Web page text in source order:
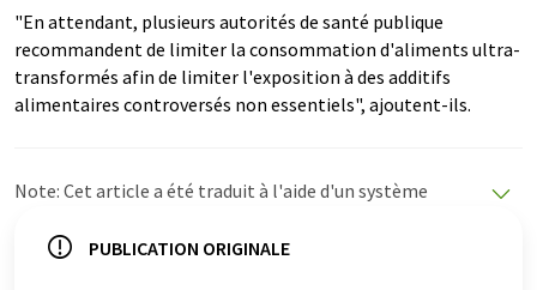
"En attendant, plusieurs autorités de santé publique
recommandent de limiter la consommation d'aliments ultra-
transformés afin de limiter l'exposition à des additifs
alimentaires controversés non essentiels", ajoutent-ils.
Note: Cet article a été traduit à l'aide d'un système
propose ces traductions automatiques pour présenter
PUBLICATION ORIGINALE